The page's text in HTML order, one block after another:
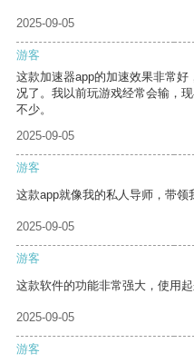
2025-09-05
游客
这款加速器app的加速效果非常
况了。我以前玩游戏经常会输，
不少。
2025-09-05
游客
这款app就像我的私人导师，带领
2025-09-05
游客
这款软件的功能非常强大，使用起
2025-09-05
游客